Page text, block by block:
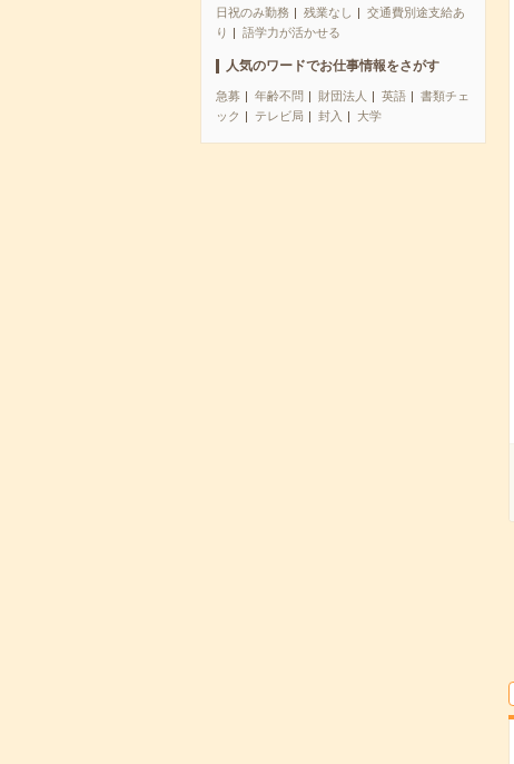
日祝のみ勤務
残業なし
交通費別途支給あ
り
語学力が活かせる
人気のワードでお仕事情報をさがす
急募 年齢不問 財団法人 英語
書類チェ
ック
テレビ局 封入 大学